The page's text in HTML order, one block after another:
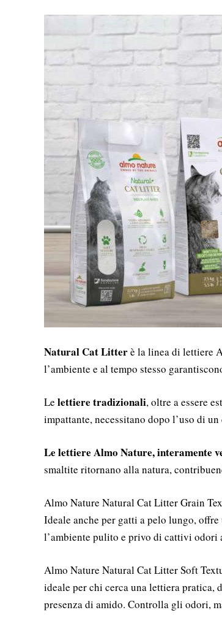
Natural Cat Litterè la linea di lettiere
l’ambiente e al tempo stesso
Le lettiere tradizionali, oltre a essere
impattante, necessitano dopo l’uso di un
Le lettiere Almo Nature, interamente
smaltite ritornano alla natura,
Almo Nature Natural Cat Litter Grain
Ideale anche per gatti a pelo lungo,
l’ambiente pulito e privo di cattivi odori
Almo Nature Natural Cat Litter Soft
ideale per chi cerca una lettiera pratica,
presenza di amido. Controlla gli odori,